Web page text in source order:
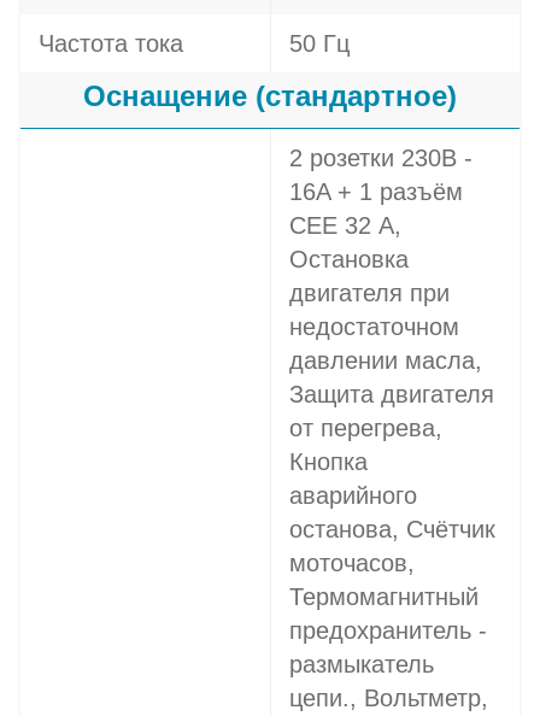
Частота тока 50 Гц
Оснащение (стандартное)
2 розетки 230В -
16A + 1 разъём
СЕЕ 32 A,
Остановка
двигателя при
недостаточном
давлении масла,
Защита двигателя
от перегрева,
Кнопка
аварийного
останова, Счётчик
моточасов,
Термомагнитный
предохранитель -
размыкатель
цепи., Вольтметр,